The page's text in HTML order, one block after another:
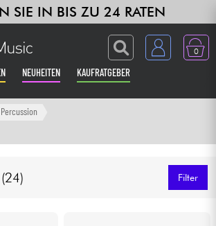
SIE IN BIS ZU 24 RATEN
0
NEUHEITEN KAUFRATGEBER
Effekte
Percussion
(24) Filter